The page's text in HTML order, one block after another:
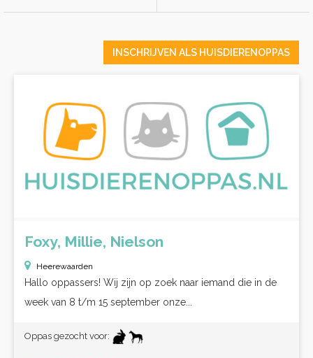
INSCHRIJVEN ALS HUISDIERENOPPAS
Foxy, Millie, Nielson
Heerewaarden
Hallo oppassers! Wij zijn op zoek naar iemand die in de
week van 8 t/m 15 september onze...
Oppas gezocht voor: